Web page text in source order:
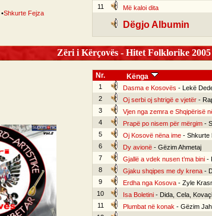
•Shkurte Fejza
11
Më kaloi dita
Dëgjo Albumin
Zëri i Kërçovës - Hitet Folklorike 2005
Nr. Kënga
1 Dasma e Kosovës - Lekë
2
Oj serbi oj shtrigë e vjetër-
3
Vjen nga zemra e Shqipërisë
4
Prapë po nisem për mërgim-
5
Oj Kosovë nëna ime- Shkurte
6
Dy avionë- Gëzim Ahmetaj
7
Gjallë a vdek nusen t’ma bini-
8
Gjaku shqipes me dy krena-
9
Erdha nga Kosova- Zyle
10
Isa Boletini- Dida, Cela, Kovaçi
11
Plumbat në konak - Gëzim